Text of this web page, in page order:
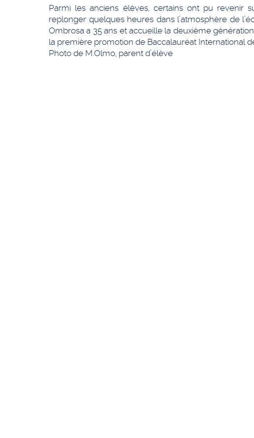
Parmi les anciens élèves, certains ont pu revenir
replonger quelques heures dans l’atmosphère de
Ombrosa a 35 ans et accueille la deuxième
la première promotion de Baccalauréat International
Photo de M.Olmo, parent d’élève